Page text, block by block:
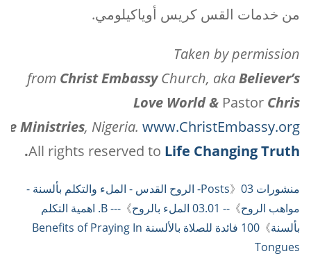
من خدمات القس كريس أوياكيلومي.
Taken by permission
from ChristEmbassy Church, akaBeliever’s
Love World & Pastor Chris
Ministries, Nigeria. www.ChristEmbassy.org
All rights reserved to Life Changing Truth
.
منشورات Posts 》
03- الروح القدس - الملء والتكلم بألسنة -
مواهب الروح》 -- 03.01 الملء بالروح 》
--- B. اهمية التكلم
بألسنة》
100 فائدة للصلاة بالألسنة Benefits of Praying In
Tongues